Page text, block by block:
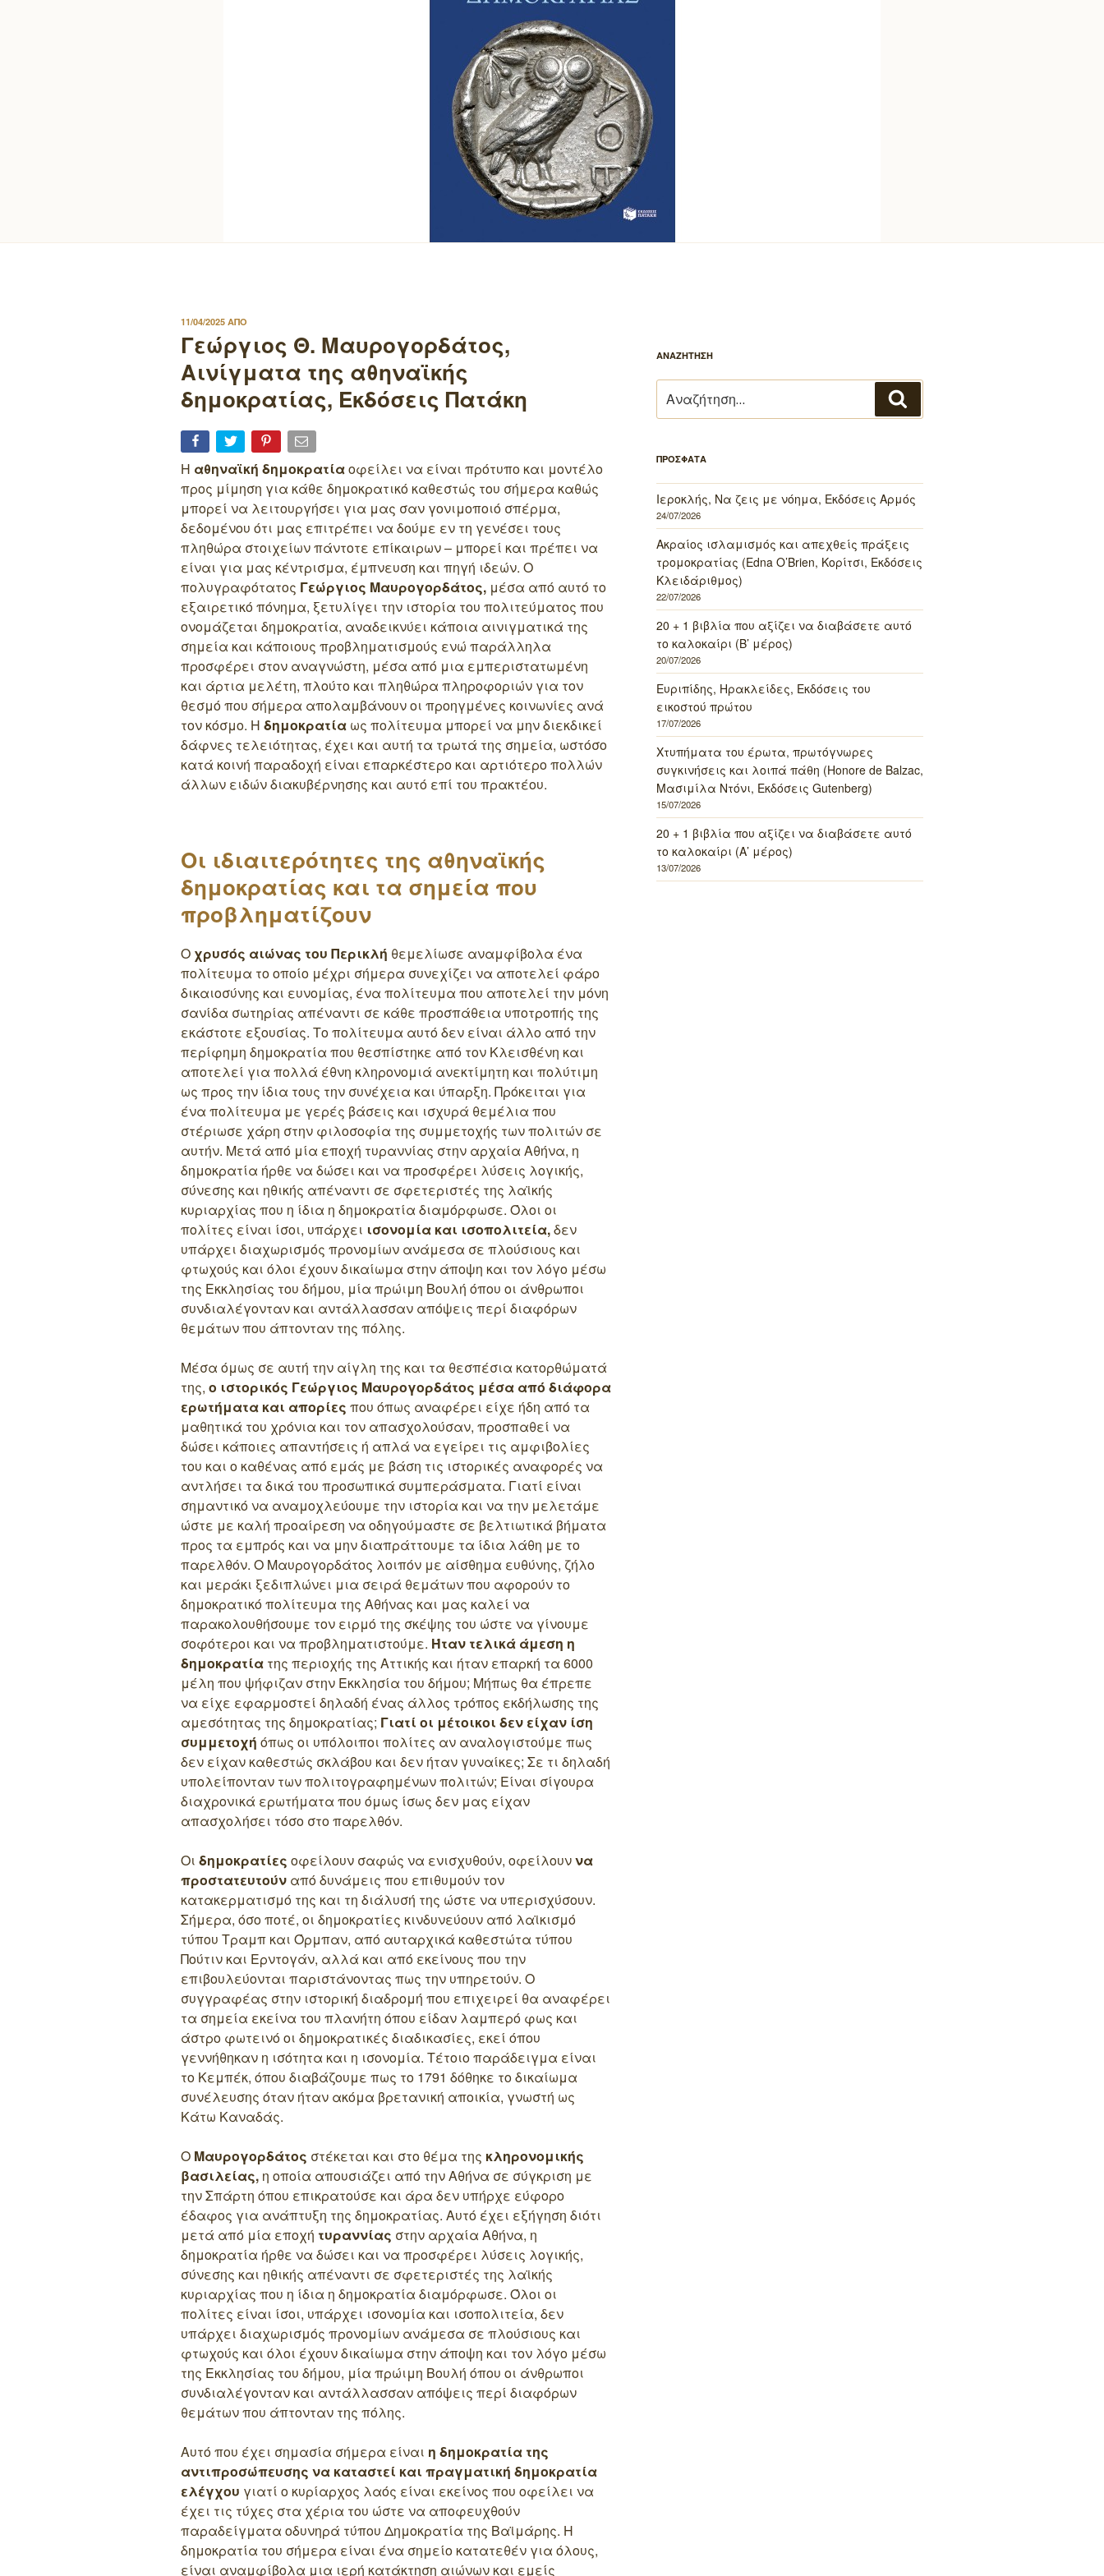
ΔΗΜΟΣΙΕΥΤΗΚΕ
11/04/2025 ΑΠΟ
Γεώργιος Θ. Μαυρογορδάτος,
Αινίγματα της αθηναϊκής
δημοκρατίας, Εκδόσεις Πατάκη
Η αθηναϊκή δημοκρατίαοφείλει να είναι πρότυπο και μοντέλο
προς μίμηση για κάθε δημοκρατικό καθεστώς του σήμερα καθώς
μπορεί να λειτουργήσει για μας σαν γονιμοποιό σπέρμα,
δεδομένου ότι μας επιτρέπει να δούμε εν τη γενέσει τους
πληθώρα στοιχείων πάντοτε επίκαιρων – μπορεί και πρέπει να
είναι για μας κέντρισμα, έμπνευση και πηγή ιδεών. Ο
πολυγραφότατος Γεώργιος Μαυρογορδάτος, μέσα από αυτό το
εξαιρετικό πόνημα, ξετυλίγει την ιστορία του πολιτεύματος που
ονομάζεται δημοκρατία, αναδεικνύει κάποια αινιγματικά της
σημεία και κάποιους προβληματισμούς ενώ παράλληλα
προσφέρει στον αναγνώστη, μέσα από μια εμπεριστατωμένη
και άρτια μελέτη, πλούτο και πληθώρα πληροφοριών για τον
θεσμό που σήμερα απολαμβάνουν οι προηγμένες κοινωνίες ανά
τον κόσμο. Η δημοκρατία ως πολίτευμα μπορεί να μην διεκδικεί
δάφνες τελειότητας, έχει και αυτή τα τρωτά της σημεία, ωστόσο
κατά κοινή παραδοχή είναι επαρκέστερο και αρτιότερο πολλών
άλλων ειδών διακυβέρνησης και αυτό επί του πρακτέου.
Οι ιδιαιτερότητες της αθηναϊκής
δημοκρατίας και τα σημεία που
προβληματίζουν
Ο χρυσός αιώνας του Περικλή θεμελίωσε αναμφίβολα ένα
πολίτευμα το οποίο μέχρι σήμερα συνεχίζει να αποτελεί φάρο
δικαιοσύνης και ευνομίας, ένα πολίτευμα που αποτελεί την μόνη
σανίδα σωτηρίας απέναντι σε κάθε προσπάθεια υποτροπής της
εκάστοτε εξουσίας. Το πολίτευμα αυτό δεν είναι άλλο από την
περίφημη δημοκρατία που θεσπίστηκε από τον Κλεισθένη και
αποτελεί για πολλά έθνη κληρονομιά ανεκτίμητη και πολύτιμη
ως προς την ίδια τους την συνέχεια και ύπαρξη. Πρόκειται για
ένα πολίτευμα με γερές βάσεις και ισχυρά θεμέλια που
στέριωσε χάρη στην φιλοσοφία της συμμετοχής των πολιτών σε
αυτήν. Μετά από μία εποχή τυραννίας στην αρχαία Αθήνα, η
δημοκρατία ήρθε να δώσει και να προσφέρει λύσεις λογικής,
σύνεσης και ηθικής απέναντι σε σφετεριστές της λαϊκής
κυριαρχίας που η ίδια η δημοκρατία διαμόρφωσε. Όλοι οι
πολίτες είναι ίσοι, υπάρχει ισονομία και ισοπολιτεία,δεν
υπάρχει διαχωρισμός προνομίων ανάμεσα σε πλούσιους και
φτωχούς και όλοι έχουν δικαίωμα στην άποψη και τον λόγο μέσω
της Εκκλησίας του δήμου, μία πρώιμη Βουλή όπου οι άνθρωποι
συνδιαλέγονταν και αντάλλασσαν απόψεις περί διαφόρων
θεμάτων που άπτονταν της πόλης.
Μέσα όμως σε αυτή την αίγλη της και τα θεσπέσια κατορθώματά
της, ο ιστορικός Γεώργιος Μαυρογορδάτος μέσα από διάφορα
ερωτήματα και απορίες που όπως αναφέρει είχε ήδη από τα
μαθητικά του χρόνια και τον απασχολούσαν, προσπαθεί να
δώσει κάποιες απαντήσεις ή απλά να εγείρει τις αμφιβολίες
του και ο καθένας από εμάς με βάση τις ιστορικές αναφορές να
αντλήσει τα δικά του προσωπικά συμπεράσματα. Γιατί είναι
σημαντικό να αναμοχλεύουμε την ιστορία και να την μελετάμε
ώστε με καλή προαίρεση να οδηγούμαστε σε βελτιωτικά βήματα
προς τα εμπρός και να μην διαπράττουμε τα ίδια λάθη με το
παρελθόν. Ο Μαυρογορδάτος λοιπόν με αίσθημα ευθύνης, ζήλο
και μεράκι ξεδιπλώνει μια σειρά θεμάτων που αφορούν το
δημοκρατικό πολίτευμα της Αθήνας και μας καλεί να
παρακολουθήσουμε τον ειρμό της σκέψης του ώστε να γίνουμε
σοφότεροι και να προβληματιστούμε. Ήταν τελικά άμεση η
δημοκρατία της περιοχής της Αττικής και ήταν επαρκή τα 6000
μέλη που ψήφιζαν στην Εκκλησία του δήμου; Μήπως θα έπρεπε
να είχε εφαρμοστεί δηλαδή ένας άλλος τρόπος εκδήλωσης της
αμεσότητας της δημοκρατίας; Γιατί οι μέτοικοι δεν είχαν ίση
συμμετοχή όπως οι υπόλοιποι πολίτες αν αναλογιστούμε πως
δεν είχαν καθεστώς σκλάβου και δεν ήταν γυναίκες; Σε τι δηλαδή
υπολείπονταν των πολιτογραφημένων πολιτών; Είναι σίγουρα
διαχρονικά ερωτήματα που όμως ίσως δεν μας είχαν
απασχολήσει τόσο στο παρελθόν.
Οι δημοκρατίες οφείλουν σαφώς να ενισχυθούν, οφείλουννα
προστατευτούν από δυνάμεις που επιθυμούν τον
κατακερματισμό της και τη διάλυσή της ώστε να υπερισχύσουν.
Σήμερα, όσο ποτέ, οι δημοκρατίες κινδυνεύουν από λαϊκισμό
τύπου Τραμπ και Όρμπαν, από αυταρχικά καθεστώτα τύπου
Πούτιν και Ερντογάν, αλλά και από εκείνους που την
επιβουλεύονται παριστάνοντας πως την υπηρετούν. Ο
συγγραφέας στην ιστορική διαδρομή που επιχειρεί θα αναφέρει
τα σημεία εκείνα του πλανήτη όπου είδαν λαμπερό φως και
άστρο φωτεινό οι δημοκρατικές διαδικασίες, εκεί όπου
γεννήθηκαν η ισότητα και η ισονομία. Τέτοιο παράδειγμα είναι
το Κεμπέκ, όπου διαβάζουμε πως το 1791 δόθηκε το δικαίωμα
συνέλευσης όταν ήταν ακόμα βρετανική αποικία, γνωστή ως
Κάτω Καναδάς.
Ο Μαυρογορδάτος στέκεται και στο θέμα της κληρονομικής
βασιλείας, η οποία απουσιάζει από την Αθήνα σε σύγκριση με
την Σπάρτη όπου επικρατούσε και άρα δεν υπήρχε εύφορο
έδαφος για ανάπτυξη της δημοκρατίας. Αυτό έχει εξήγηση διότι
μετά από μία εποχή τυραννίας στην αρχαία Αθήνα, η
δημοκρατία ήρθε να δώσει και να προσφέρει λύσεις λογικής,
σύνεσης και ηθικής απέναντι σε σφετεριστές της λαϊκής
κυριαρχίας που η ίδια η δημοκρατία διαμόρφωσε. Όλοι οι
πολίτες είναι ίσοι, υπάρχει ισονομία και ισοπολιτεία, δεν
υπάρχει διαχωρισμός προνομίων ανάμεσα σε πλούσιους και
φτωχούς και όλοι έχουν δικαίωμα στην άποψη και τον λόγο μέσω
της Εκκλησίας του δήμου, μία πρώιμη Βουλή όπου οι άνθρωποι
συνδιαλέγονταν και αντάλλασσαν απόψεις περί διαφόρων
θεμάτων που άπτονταν της πόλης.
Αυτό που έχει σημασία σήμερα είναι η δημοκρατία της
αντιπροσώπευσης να καταστεί και πραγματική δημοκρατία
ελέγχου γιατί ο κυρίαρχος λαός είναι εκείνος που οφείλει να
έχει τις τύχες στα χέρια του ώστε να αποφευχθούν
παραδείγματα οδυνηρά τύπου Δημοκρατία της Βαϊμάρης. Η
δημοκρατία του σήμερα είναι ένα σημείο κατατεθέν για όλους,
είναι αναμφίβολα μια ιερή κατάκτηση αιώνων και εμείς
ΑΝΑΖΗΤΗΣΗ
για:
ΠΡΟΣΦΑΤΑ
Ιεροκλής, Να ζεις με νόημα, Εκδόσεις Αρμός
24/07/2026
Ακραίος ισλαμισμός και απεχθείς πράξεις
τρομοκρατίας (Edna O’Brien, Κορίτσι, Εκδόσεις
Κλειδάριθμος)
22/07/2026
20 + 1 βιβλία που αξίζει να διαβάσετε αυτό
το καλοκαίρι (Β’ μέρος)
20/07/2026
Ευριπίδης, Ηρακλείδες, Εκδόσεις του
εικοστού πρώτου
17/07/2026
Χτυπήματα του έρωτα, πρωτόγνωρες
συγκινήσεις και λοιπά πάθη (Honore de Balzac,
Μασιμίλα Ντόνι, Εκδόσεις Gutenberg)
15/07/2026
20 + 1 βιβλία που αξίζει να διαβάσετε αυτό
το καλοκαίρι (Α’ μέρος)
13/07/2026